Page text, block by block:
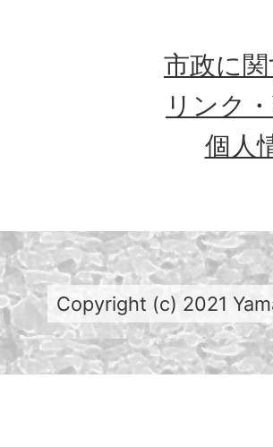
市政に
リンク
個人
Copyright (c) 2021